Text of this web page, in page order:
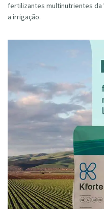
fertilizantes multinutrientes da
a irrigação.